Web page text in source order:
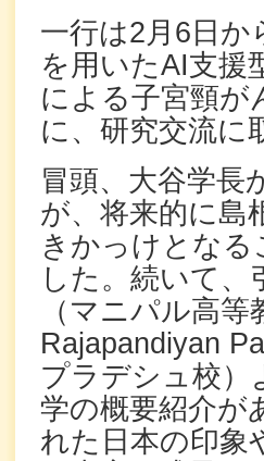
一行は2月6日か
を用いたAI支援
による子宮頸が
に、研究交流に
冒頭、大谷学長
が、将来的に島
きかっけとな
した。続いて、
（マニパル高
Rajapandiyan
プラデシュ校）
学の概要紹介が
れた日本の印象